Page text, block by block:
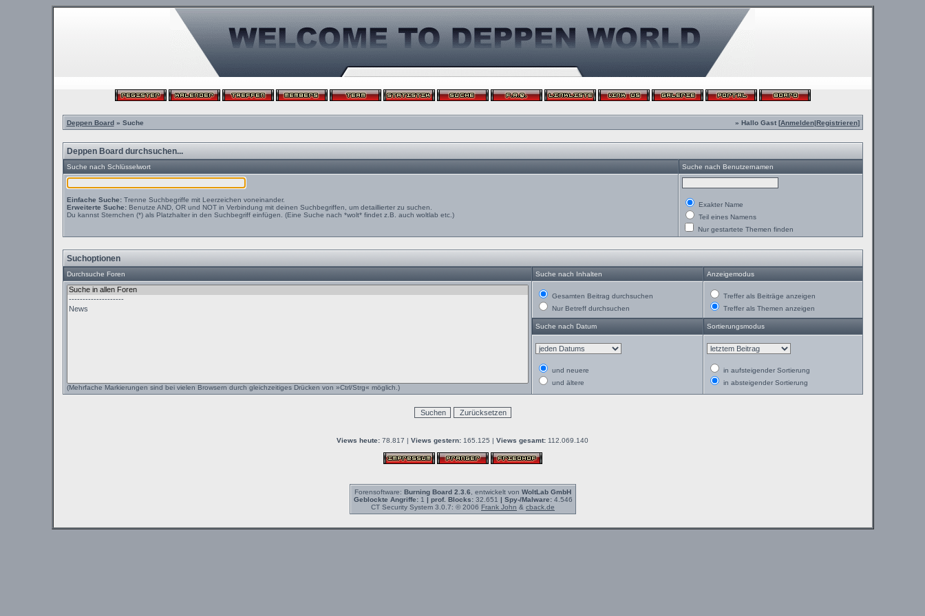
Deppen Board» Suche » Hallo Gast [Anmelden|Registrieren]
Deppen Board durchsuchen...
Suche nach Schlüsselwort Suche nach Benutzernamen
Einfache Suche:Trenne Suchbegriffe mit Leerzeichen voneinander.
Erweiterte Suche:Benutze AND, OR und NOT in Verbindung mit deinen Suchbegriffen, um detaillierter zu suchen.
Du kannst Sternchen (*) als Platzhalter in den Suchbegriff einfügen. (Eine Suche nach *wolt* findet z.B. auch woltlab etc.)
Exakter Name
Teil eines Namens
Nur gestartete Themen finden
Suchoptionen
Durchsuche Foren Suche nach Inhalten Anzeigemodus
(Mehrfache Markierungen sind bei vielen Browsern durch gleichzeitiges Drücken von »Ctrl/Strg« möglich.)
Gesamten Beitrag durchsuchen
Nur Betreff durchsuchen
Treffer als Beiträge anzeigen
Treffer als Themen anzeigen
Suche nach Datum Sortierungsmodus
und neuere
und ältere
in aufsteigender Sortierung
in absteigender Sortierung
Views heute: 78.817 | Views gestern: 165.125 | Views gesamt: 112.069.140
Forensoftware: Burning Board 2.3.6 , entwickelt von WoltLab GmbH
Geblockte Angriffe:1 | prof. Blocks:32.651 | Spy-/Malware:4.546
CT Security System 3.0.7: © 2006 Frank John & cback.de